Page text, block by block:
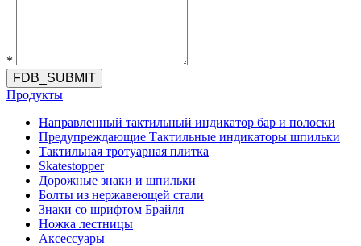
*
FDB_SUBMIT
Продукты
Направленный тактильный индикатор бар и полоски
Предупреждающие Тактильные индикаторы шпильки
Тактильная тротуарная плитка
Skatestopper
Дорожные знаки и шпильки
Болты из нержавеющей стали
Знаки со шрифтом Брайля
Ножка лестницы
Аксессуары